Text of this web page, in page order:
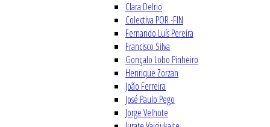
Clara Delrio
Colectiva POR -FIN
Fernando Luís Pereira
Francisco Silva
Gonçalo Lobo Pinheiro
Henrique Zorzan
João Ferreira
José Paulo Pego
Jorge Velhote